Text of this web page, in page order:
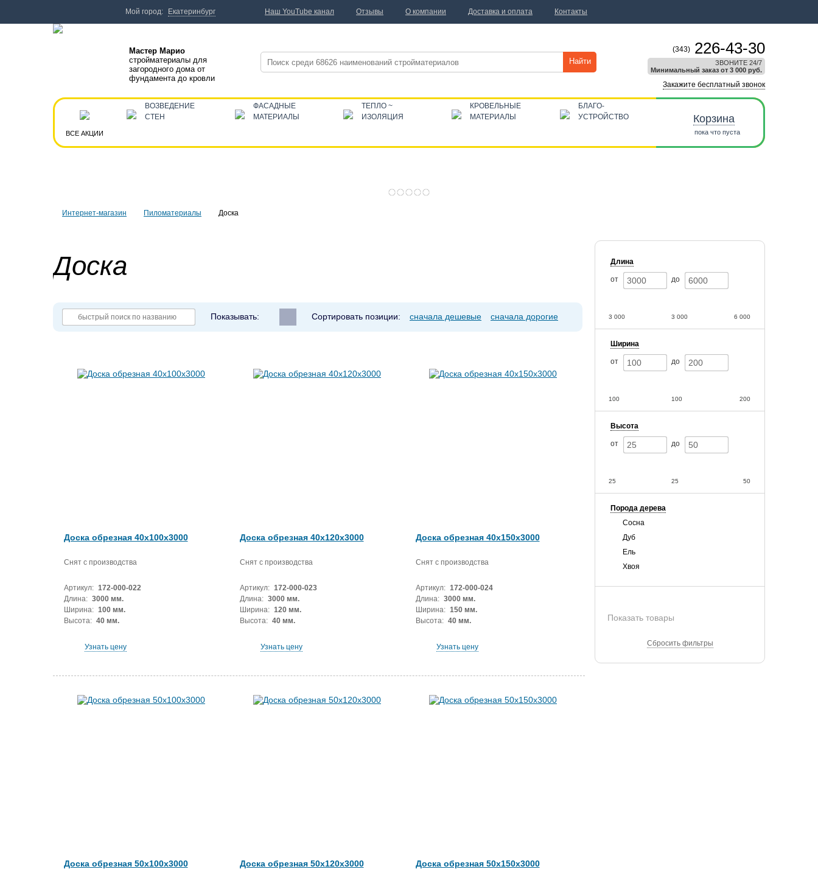
Интернет-магазин Пиломатериалы Доска
Длина
от до
3 000 6 000
3 000
Ширина
от до
100 200
100
Высота
от до
25 50
25
Порода дерева
Сосна
Дуб
Ель
Хвоя
Показать товары
Сбросить фильтры
Доска
Показывать: Сортировать позиции: сначала дешевые сначала дорогие
Доска обрезная 40x100x3000
Снят с производства
Артикул: 172-000-022
Длина: 3000 мм.
Ширина: 100 мм.
Высота: 40 мм.
Узнать цену
Доска обрезная 40x120x3000
Снят с производства
Артикул: 172-000-023
Длина: 3000 мм.
Ширина: 120 мм.
Высота: 40 мм.
Узнать цену
Доска обрезная 40x150x3000
Снят с производства
Артикул: 172-000-024
Длина: 3000 мм.
Ширина: 150 мм.
Высота: 40 мм.
Узнать цену
Доска обрезная 50x100x3000 Доска обрезная 50x120x3000 Доска обрезная 50x150x3000
Мастер Марио
стройматериалы для
загородного дома от
фундамента до кровли
Найти
(343) 226-43-30
ЗВОНИТЕ 24/7
Минимальный заказ от 3 000 руб.
Закажите бесплатный звонок
ВСЕ АКЦИИ
ВОЗВЕДЕНИЕ
СТЕН
ФАСАДНЫЕ
МАТЕРИАЛЫ
ТЕПЛО ~
ИЗОЛЯЦИЯ
КРОВЕЛЬНЫЕ
МАТЕРИАЛЫ
БЛАГО-
УСТРОЙСТВО
Корзина
пока что пуста
Мой город: Екатеринбург Наш YouTube канал Отзывы О компании Доставка и оплата Контакты